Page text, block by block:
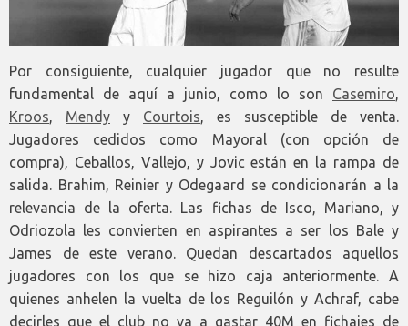
Por consiguiente, cualquier jugador que no resulte
fundamental de aquí a junio, como lo son Casemiro,
Kroos, Mendy y Courtois, es susceptible de venta.
Jugadores cedidos como Mayoral (con opción de
compra), Ceballos, Vallejo, y Jovic están en la rampa de
salida. Brahim, Reinier y Odegaard se condicionarán a la
relevancia de la oferta. Las fichas de Isco, Mariano, y
Odriozola les convierten en aspirantes a ser los Bale y
James de este verano. Quedan descartados aquellos
jugadores con los que se hizo caja anteriormente. A
quienes anhelen la vuelta de los Reguilón y Achraf, cabe
decirles que el club no va a gastar 40M en fichajes de